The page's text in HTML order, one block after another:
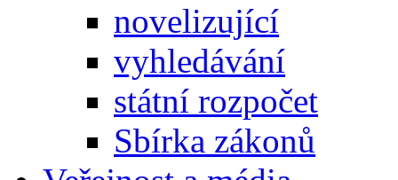
novelizující
vyhledávání
státní rozpočet
Sbírka zákonů